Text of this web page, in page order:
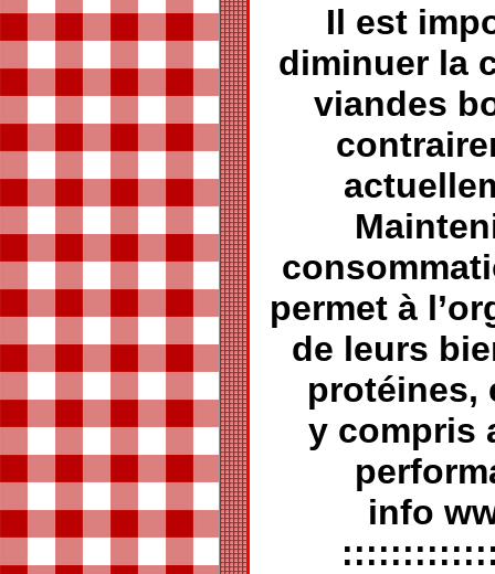
Il est
diminuer la
viandes
permet à
de leurs
protéines,
y compris
info